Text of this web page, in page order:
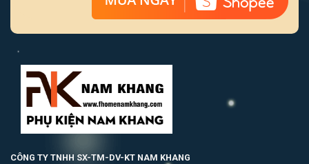
CÔNG TY TNHH SX-TM-DV-KT NAM KHANG